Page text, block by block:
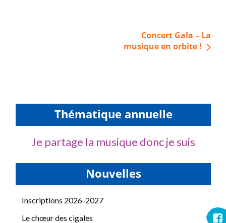
Concert Gala – La
musique en orbite !
Thématique annuelle
Je partage la musique donc je suis
Nouvelles
Inscriptions 2026-2027
Le chœur des cigales